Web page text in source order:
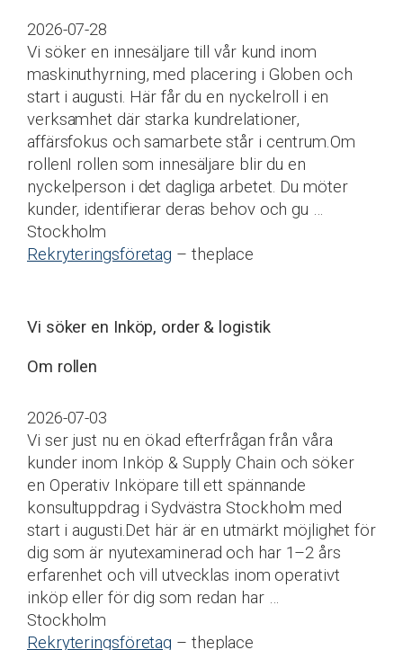
2026-07-28
Vi söker en innesäljare till vår kund inom
maskinuthyrning, med placering i Globen och
start i augusti. Här får du en nyckelroll i en
verksamhet där starka kundrelationer,
affärsfokus och samarbete står i centrum.Om
rollenI rollen som innesäljare blir du en
nyckelperson i det dagliga arbetet. Du möter
kunder, identifierar deras behov och gu …
Stockholm
Rekryteringsföretag – theplace
Vi söker en Inköp, order & logistik
Om rollen
2026-07-03
Vi ser just nu en ökad efterfrågan från våra
kunder inom Inköp & Supply Chain och söker
en Operativ Inköpare till ett spännande
konsultuppdrag i Sydvästra Stockholm med
start i augusti.Det här är en utmärkt möjlighet för
dig som är nyutexaminerad och har 1–2 års
erfarenhet och vill utvecklas inom operativt
inköp eller för dig som redan har …
Stockholm
Rekryteringsföretag – theplace